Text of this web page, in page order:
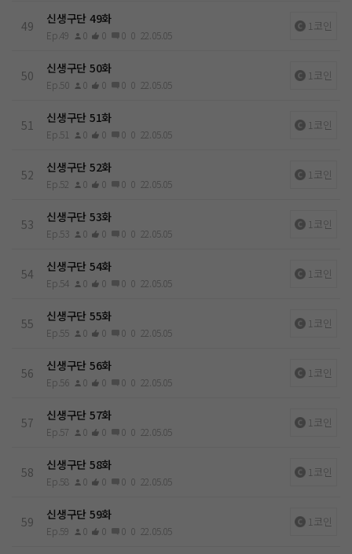
49 신생구단 49화
Ep.49 0 0 0 0 22.05.05
1코인
50 신생구단 50화
Ep.50 0 0 0 0 22.05.05
1코인
51 신생구단 51화
Ep.51 0 0 0 0 22.05.05
1코인
52 신생구단 52화
Ep.52 0 0 0 0 22.05.05
1코인
53 신생구단 53화
Ep.53 0 0 0 0 22.05.05
1코인
54 신생구단 54화
Ep.54 0 0 0 0 22.05.05
1코인
55 신생구단 55화
Ep.55 0 0 0 0 22.05.05
1코인
56 신생구단 56화
Ep.56 0 0 0 0 22.05.05
1코인
57 신생구단 57화
Ep.57 0 0 0 0 22.05.05
1코인
58 신생구단 58화
Ep.58 0 0 0 0 22.05.05
1코인
59 신생구단 59화
Ep.59 0 0 0 0 22.05.05
1코인